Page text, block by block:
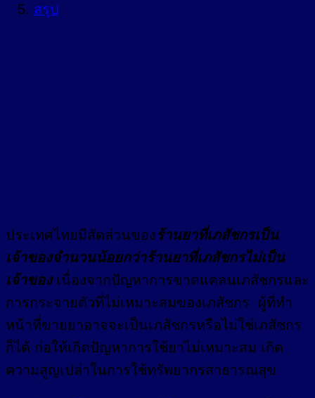
สรุป
ประเทศไทยมีสัดส่วนของร้านยาที่เภสัชกรเป็น
เจ้าของจำนวนน้อยกว่าร้านยาที่เภสัชกรไม่เป็น
เจ้าของเนื่องจากปัญหาการขาดแคลนเภสัชกรและ
การกระจายตัวที่ไม่เหมาะสมของเภสัชกร ผู้ที่ทำ
หน้าที่ขายยาอาจจะเป็นเภสัชกรหรือไม่ใช่เภสัชกร
ก็ได้ ก่อให้เกิดปัญหาการใช้ยาไม่เหมาะสม เกิด
ความสูญเปล่าในการใช้ทรัพยากรสาธารณสุข